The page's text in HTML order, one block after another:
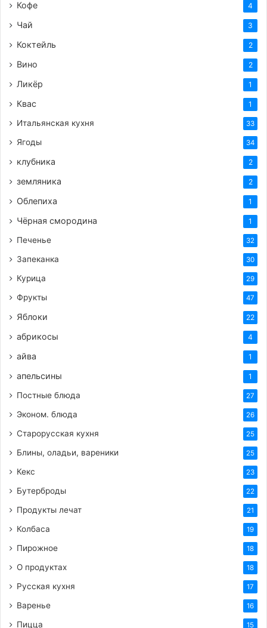
https://femalemir.ru/?p=4994&preview=true
к_шашлыку
Кофе 4
Чай 3
Коктейль 2
Вино 2
Ликёр 1
Квас 1
Итальянская кухня 33
Ягоды 34
клубника 2
земляника 2
Облепиха 1
Чёрная смородина 1
Печенье 32
Запеканка 30
Курица 29
Фрукты 47
Яблоки 22
абрикосы 4
айва 1
апельсины 1
Постные блюда 27
Эконом. блюда 26
Старорусская кухня 25
Блины, оладьи, вареники 25
Кекс 23
Бутерброды 22
Продукты лечат 21
Колбаса 19
Пирожное 18
О продуктах 18
Русская кухня 17
Варенье 16
Пицца 15